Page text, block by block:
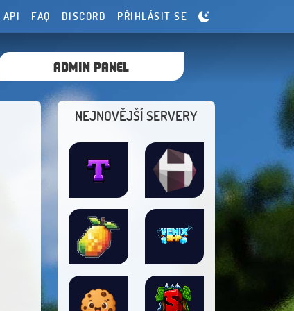
API FAQ DISCORD PŘIHLÁSIT SE
ADMIN PANEL
NEJNOVĚJŠÍ SERVERY